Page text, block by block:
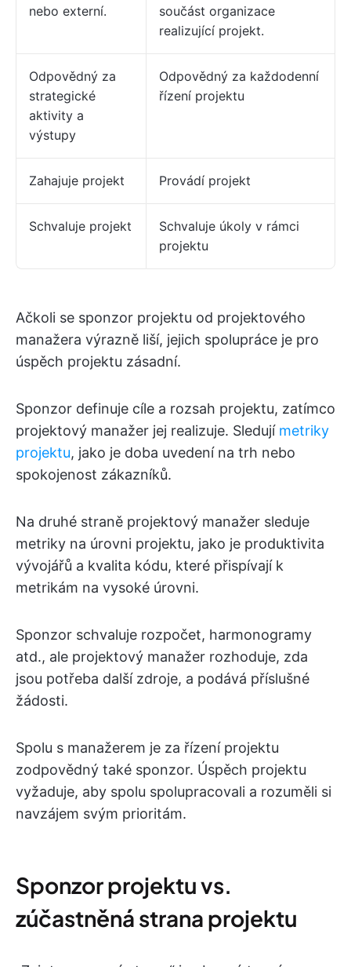
nebo externí.
součást organizace
realizující projekt.
Odpovědný za
strategické
aktivity a
výstupy
Odpovědný za každodenní
řízení projektu
Zahajuje projekt Provádí projekt
Schvaluje projekt
Schvaluje úkoly v rámci
projektu
Ačkoli se sponzor projektu od projektového
manažera výrazně liší, jejich spolupráce je pro
úspěch projektu zásadní.
Sponzor definuje cíle a rozsah projektu, zatímco
projektový manažer jej realizuje. Sledují metriky
projektu, jako je doba uvedení na trh nebo
spokojenost zákazníků.
Na druhé straně projektový manažer sleduje
metriky na úrovni projektu, jako je produktivita
vývojářů a kvalita kódu, které přispívají k
metrikám na vysoké úrovni.
Sponzor schvaluje rozpočet, harmonogramy
atd., ale projektový manažer rozhoduje, zda
jsou potřeba další zdroje, a podává příslušné
žádosti.
Spolu s manažerem je za řízení projektu
zodpovědný také sponzor. Úspěch projektu
vyžaduje, aby spolu spolupracovali a rozuměli si
navzájem svým prioritám.
Sponzor projektu vs.
zúčastněná strana projektu